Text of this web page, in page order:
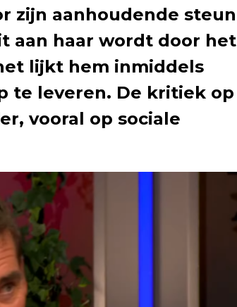
zijn aanhoudende steun
aan haar wordt door het
lijkt hem inmiddels
te leveren. De kritiek op
vooral op sociale